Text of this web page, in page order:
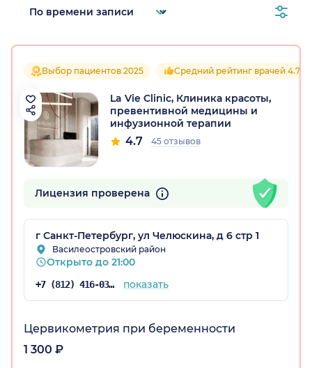
Выбор пациентов 2025 Средний рейтинг врачей 4.7
La Vie Clinic, Клиника красоты,
превентивной медицины и
инфузионной терапии
4.7 45 отзывов
Лицензия проверена
г Санкт-Петербург, ул Челюскина, д 6 стр 1
Василеостровский район
Открыто до 21:00
+7 (812) 416-03-07 показать
Цервикометрия при беременности
1 300 ₽